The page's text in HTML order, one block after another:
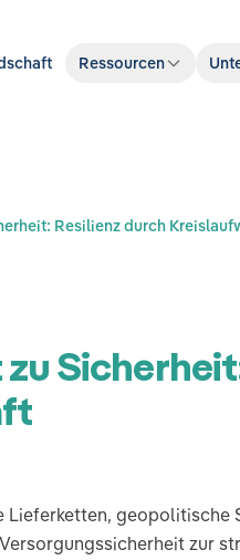
Ressourcen
Resilienz durch
geopolitische
zur